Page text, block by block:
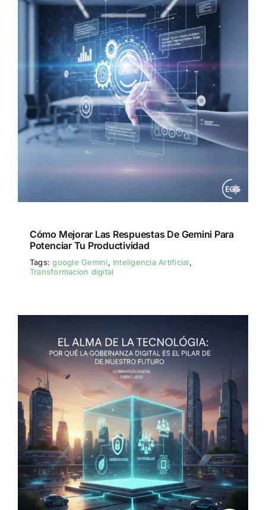
Cómo Mejorar Las Respuestas De Gemini Para
Potenciar Tu Productividad
Tags:google Gemini, Inteligencia Artificial,
Transformacion digital